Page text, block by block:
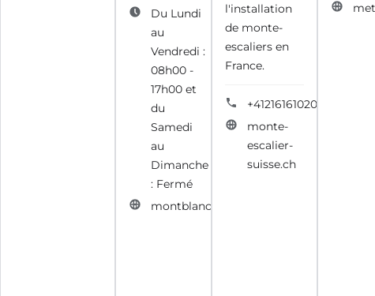
Du Lundi
au
Vendredi :
08h00 -
17h00 et
du
Samedi
au
Dimanche
: Fermé
montblancagencement.fr
l'installation
de monte-
escaliers en
France.
+41216161020
monte-
escalier-
suisse.ch